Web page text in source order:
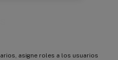
asigne roles a los usuarios